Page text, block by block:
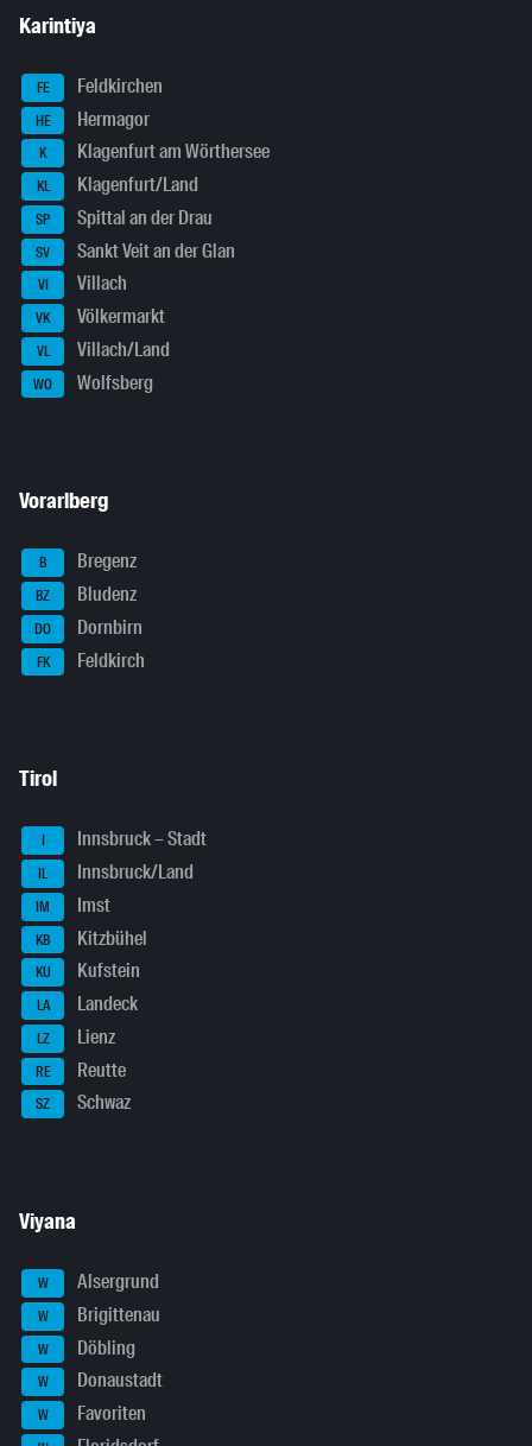
Karintiya
FE Feldkirchen
HE Hermagor
K Klagenfurt am Wörthersee
KL Klagenfurt/Land
SP Spittal an der Drau
SV Sankt Veit an der Glan
VI Villach
VK Völkermarkt
VL Villach/Land
WO Wolfsberg
Vorarlberg
B Bregenz
BZ Bludenz
DO Dornbirn
FK Feldkirch
Tirol
I Innsbruck – Stadt
IL Innsbruck/Land
IM Imst
KB Kitzbühel
KU Kufstein
LA Landeck
LZ Lienz
RE Reutte
SZ Schwaz
Viyana
W Alsergrund
W Brigittenau
W Döbling
W Donaustadt
W Favoriten